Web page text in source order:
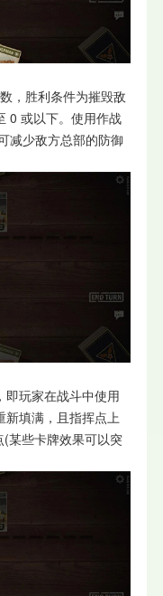
，胜利条件为摧毁敌
0 或以下。使用作战
减少敌方总部的防御
即玩家在战斗中使用
新填满，且指挥点上
某些卡牌效果可以突